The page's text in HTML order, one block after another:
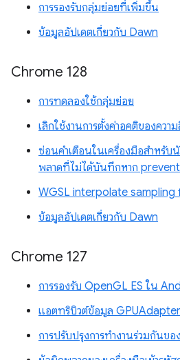
การรองรับกลุ่มย่อยที่เพิ่มขึ้น
ข้อมูลอัปเดตเกี่ยวกับ Dawn
Chrome 128
การทดลองใช้กลุ่มย่อย
เลิกใช้งานการตั้งค่าอคติของควา
ซ่อนคำเตือนในเครื่องมือสำหรับ
พลาดที่ไม่ได้บันทึกหาก
WGSL interpolate
ข้อมูลอัปเดตเกี่ยวกับ Dawn
Chrome 127
การรองรับ OpenGL ES ใน
แอตทริบิวต์ข้อมูล GPUAdapter
การปรับปรุงการทำงานร่วมกันข